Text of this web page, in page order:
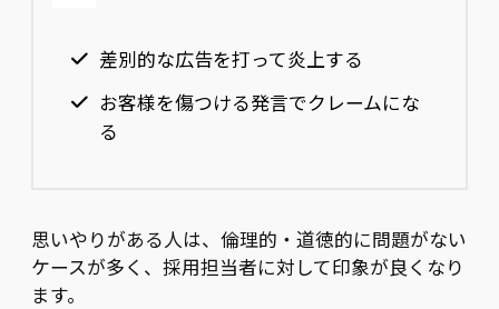
差別的な広告を打って炎上する
お客様を傷つける発言でクレームにな
る
思いやりがある人は、倫理的・道徳的に問題がない
ケースが多く、採用担当者に対して印象が良くなり
ます。